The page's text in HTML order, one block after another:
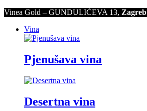
Vinea Gold – GUNDULIĆEVA 13, Zagreb
Vina
Pjenušava vina
Desertna vina